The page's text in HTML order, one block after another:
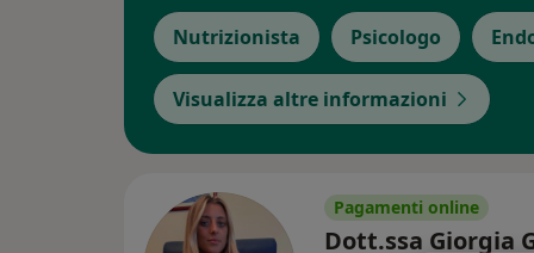
Nutrizionista Psicologo
Visualizza altre informazioni
Pagamenti online
Dott.ssa Giorgia